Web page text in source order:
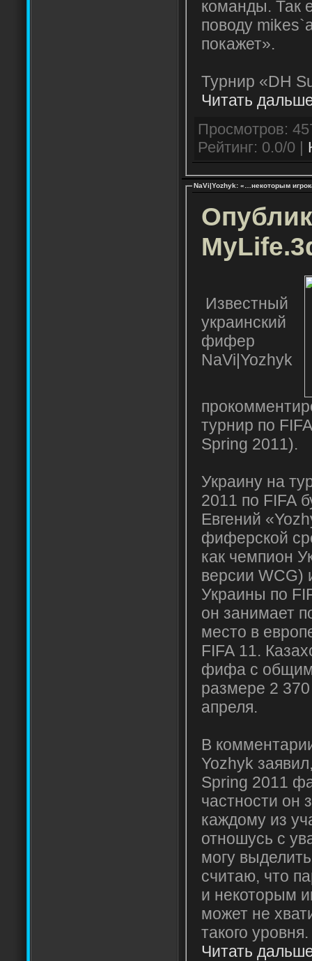
команды. Так
поводу
покажет».
Турнир «DH
Читать
Рейтинг: 0.0/0 |
NaVi|Yozhyk: «…некоторым
Известный
украинский
фифер
NaVi|Yozhyk
турнир по
Spring 2011).
Украину на
2011 по FIFA
Евгений
фиферской
как чемпион
версии WCG)
Украины по
он занимает
место в
FIFA 11.
фифа с
размере 2
апреля.
В
Yozhyk
Spring 2011
частности он
каждому из
отношусь с
могу
считаю, что
и некоторым
может не
такого
Читать